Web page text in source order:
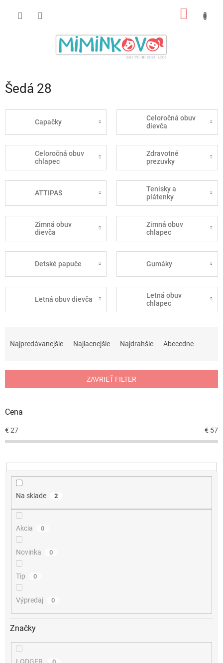
Šedá 28
Capačky
Celoročná obuv
dievča
Celoročná obuv
chlapec
Zdravotné
prezuvky
ATTIPAS
Tenisky a
plátenky
Zimná obuv
dievča
Zimná obuv
chlapec
Detské papuče Gumáky
Letná obuv dievča
Letná obuv
chlapec
i
p
o
d
k
t
Najpredávanejšie Najlacnejšie Najdrahšie Abecedne
ZAVRIEŤ FILTER
Cena
€ 27 € 57
Na sklade 2
Akcia 0
Novinka 0
Tip 0
Výpredaj 0
Značky